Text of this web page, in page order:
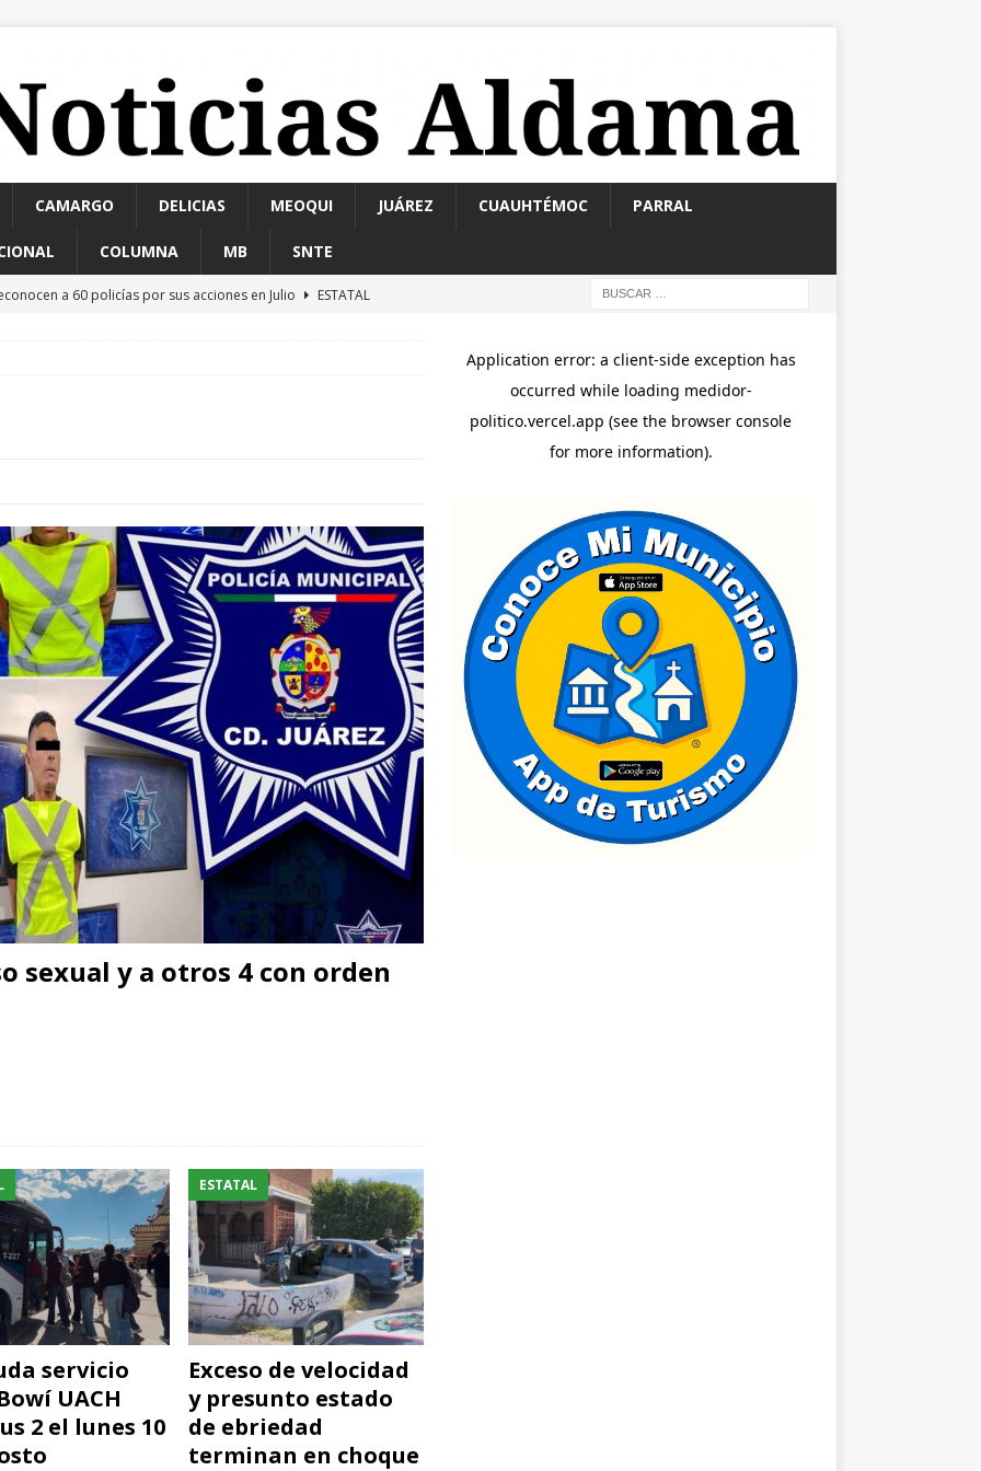
CAMARGO DELICIAS MEOQUI JUÁREZ CUAUHTÉMOC PARRAL
COLUMNA MB SNTE
a 60 policías por sus acciones en Julio
ESTATAL
resulta lesionado tras caer de un balcón en Infonavit
claras consolidarían la unidad en el PAN: Rafa Loera
a uno por abuso sexual y a otros 4 con orden de
sexual y a otros 4 con orden
servicio
UACH
2 el lunes 10
ESTATAL
Exceso de velocidad
y presunto estado
de ebriedad
terminan en choque